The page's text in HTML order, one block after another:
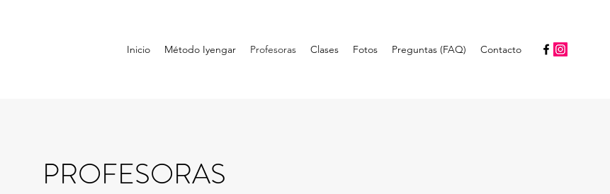
Inicio Método Iyengar Profesoras Clases Fotos Preguntas (FAQ) Contacto
PROFESORAS